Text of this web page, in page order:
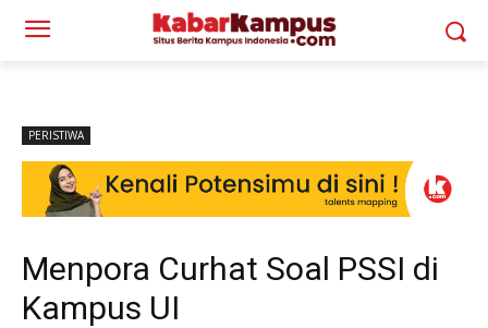
PERISTIWA
Menpora Curhat Soal PSSI di
Kampus UI